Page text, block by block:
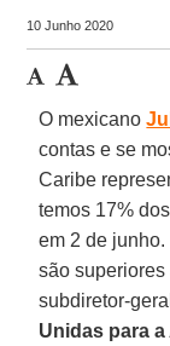
10 Junho 2020
O mexicano
contas e se
Caribe
temos 17%
em 2 de
são superiores
subdiretor-
Unidas para